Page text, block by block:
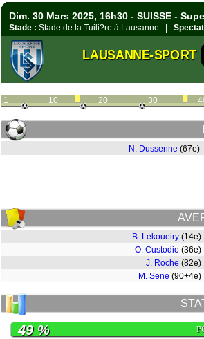
Dim. 30 Mars 2025, 16h30 - SUISSE -
Stade : Stade de la Tuili?re à Lausanne |
LAUSANNE-SPORT
1 10 20 30
N. Dussenne (67e)
B. Lekoueiry (14e)
O. Custodio (36e)
J. Roche (82e)
M. Sene (90+4e)
49 %